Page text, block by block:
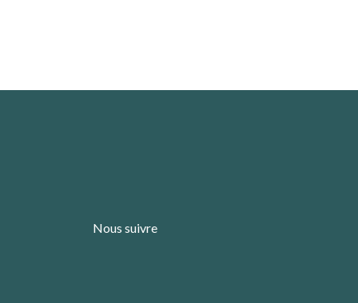
Nous suivre